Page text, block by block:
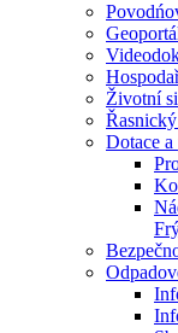
Životní
Dotace